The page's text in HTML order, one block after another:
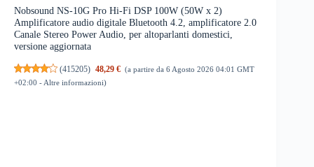
Nobsound NS-10G Pro Hi-Fi DSP 100W (50W x 2)
Amplificatore audio digitale Bluetooth 4.2, amplificatore 2.0
Canale Stereo Power Audio, per altoparlanti domestici,
versione aggiornata
(415205) 48,29 € (a partire da 6 Agosto 2026 04:01 GMT
+02:00 - Altre informazioni)